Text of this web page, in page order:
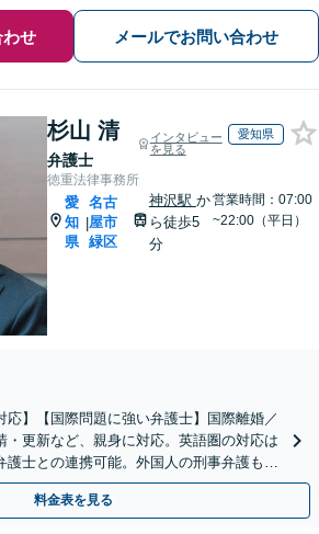
せ メールでお問い合わせ
杉山 清
弁護士
インタビュー
を見る
愛知県
徳重法律事務所
愛
知
県
|
名古
屋市
緑区
神沢駅 か
ら徒歩5
分
営業時間：07:00
~22:00（平日）
応】【国際問題に強い弁護士】国際離婚／
・更新など、親身に対応。英語圏の対応は
護士との連携可能。外国人の刑事弁護も承
可能】【徳重駅／神沢駅5分】
料金表を見る